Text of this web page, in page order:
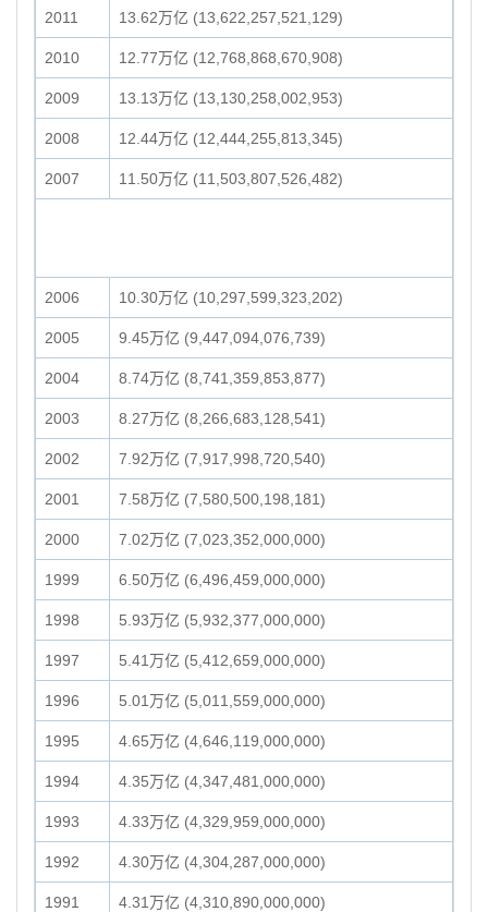
2011 13.62万亿 (13,622,257,521,129)
2010 12.77万亿 (12,768,868,670,908)
2009 13.13万亿 (13,130,258,002,953)
2008 12.44万亿 (12,444,255,813,345)
2007 11.50万亿 (11,503,807,526,482)
2006 10.30万亿 (10,297,599,323,202)
2005 9.45万亿 (9,447,094,076,739)
2004 8.74万亿 (8,741,359,853,877)
2003 8.27万亿 (8,266,683,128,541)
2002 7.92万亿 (7,917,998,720,540)
2001 7.58万亿 (7,580,500,198,181)
2000 7.02万亿 (7,023,352,000,000)
1999 6.50万亿 (6,496,459,000,000)
1998 5.93万亿 (5,932,377,000,000)
1997 5.41万亿 (5,412,659,000,000)
1996 5.01万亿 (5,011,559,000,000)
1995 4.65万亿 (4,646,119,000,000)
1994 4.35万亿 (4,347,481,000,000)
1993 4.33万亿 (4,329,959,000,000)
1992 4.30万亿 (4,304,287,000,000)
1991 4.31万亿 (4,310,890,000,000)